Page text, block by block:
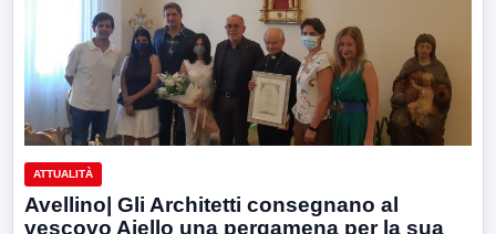
ATTUALITÀ
Avellino| Gli Architetti consegnano al
vescovo Aiello una pergamena per la sua